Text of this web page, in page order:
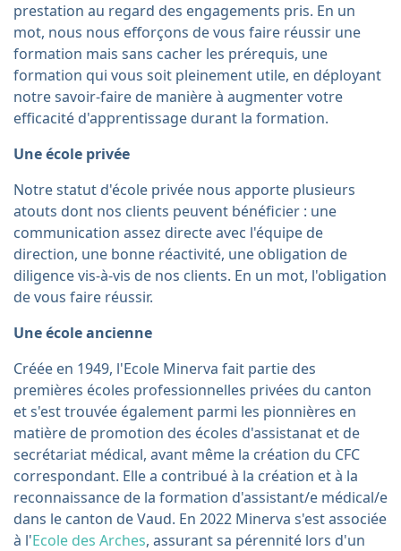
prestation au regard des engagements pris. En un
mot, nous nous efforçons de vous faire réussir une
formation mais sans cacher les prérequis, une
formation qui vous soit pleinement utile, en déployant
notre savoir-faire de manière à augmenter votre
efficacité d'apprentissage durant la formation.
Une école privée
Notre statut d'école privée nous apporte plusieurs
atouts dont nos clients peuvent bénéficier : une
communication assez directe avec l'équipe de
direction, une bonne réactivité, une obligation de
diligence vis-à-vis de nos clients. En un mot, l'obligation
de vous faire réussir.
Une école ancienne
Créée en 1949, l'Ecole Minerva fait partie des
premières écoles professionnelles privées du canton
et s'est trouvée également parmi les pionnières en
matière de promotion des écoles d'assistanat et de
secrétariat médical, avant même la création du CFC
correspondant. Elle a contribué à la création et à la
reconnaissance de la formation d'assistant/e médical/e
dans le canton de Vaud. En 2022 Minerva s'est associée
à l'Ecole des Arches, assurant sa pérennité lors d'un